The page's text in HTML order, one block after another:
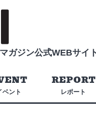
ガジン公式WEBサイ
ベント レポート
REPORT